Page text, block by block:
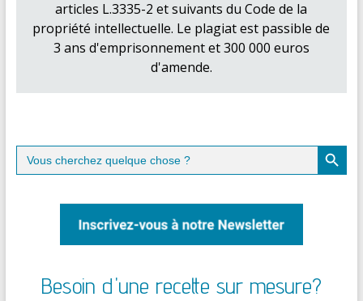
articles L.3335-2 et suivants du Code de la
propriété intellectuelle. Le plagiat est passible de
3 ans d'emprisonnement et 300 000 euros
d'amende.
Search
for:
Search Button
Besoin d'une recette sur mesure?